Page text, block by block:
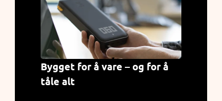
Bygget for å vare – og for å
tåle alt